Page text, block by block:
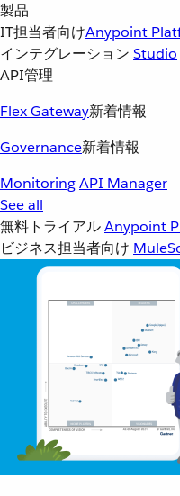
製品
IT担当者向けAnypoint
インテグレーション Studio
API管理
Flex Gateway新着情報
Governance新着情報
MonitoringAPI Manager
See all
無料トライアルAnypoint
ビジネス担当者向け